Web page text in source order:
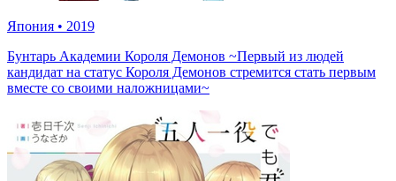
Япония • 2019
Бунтарь Академии Короля Демонов ~Первый из людей
кандидат на статус Короля Демонов стремится стать первым
вместе со своими наложницами~